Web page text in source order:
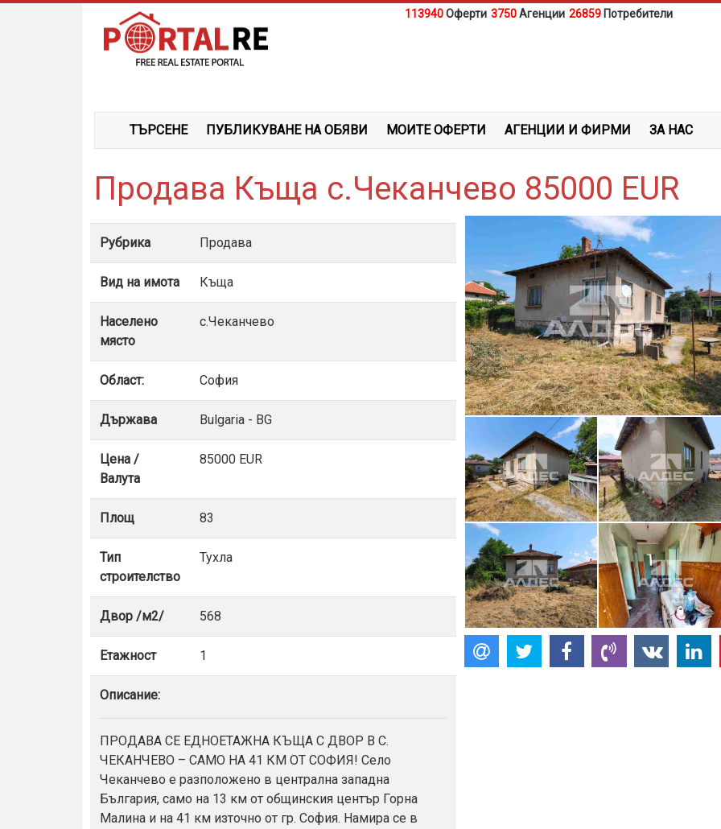
113940Оферти 3750Агенции 26859 Потребители
ТЪРСЕНЕ ПУБЛИКУВАНЕ НА ОБЯВИ МОИТЕ ОФЕРТИ АГЕНЦИИ И ФИРМИ ЗА НАС
Продава Къща с.Чеканчево 85000 EUR
Рубрика Продава
Вид на имота Къща
Населено
място
с.Чеканчево
Област: София
Държава Bulgaria - BG
Цена /
Валута
85000 EUR
Площ 83
Тип
строителство
Тухла
Двор /м2/ 568
Етажност 1
Описание:
ПРОДАВА СЕ ЕДНОЕТАЖНА КЪЩА С ДВОР В С.
ЧЕКАНЧЕВО – САМО НА 41 КМ ОТ СОФИЯ! Село
Чеканчево е разположено в централна западна
България, само на 13 км от общинския център Горна
Малина и на 41 км източно от гр. София. Намира се в